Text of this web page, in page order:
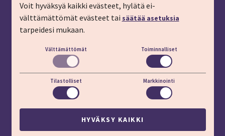
Töihin IMT:lle
YHTEYSTIEDOT
Puhelin: 03 45 800 (pvm/mpm)
apu.imt.fi
LÖYDÄT MEIDÄT MYÖS
Voit hyväksyä kaikki evästeet, hylätä ei-
välttämättömät evästeet tai säätää asetuksia
tarpeidesi mukaan.
Välttämättömät Toiminnalliset
Tilastolliset Markkinointi
HYVÄKSY KAIKKI